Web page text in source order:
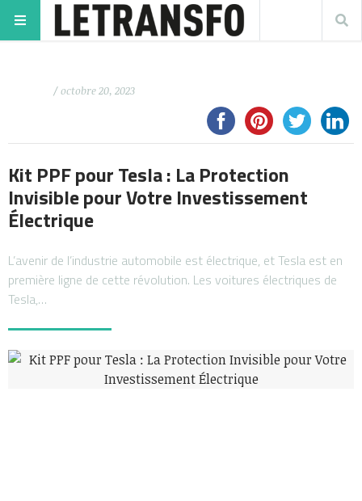
/ octobre 20, 2023
Kit PPF pour Tesla : La Protection
Invisible pour Votre Investissement
Électrique
L’avenir de l’industrie automobile est électrique, et Tesla est en
première ligne de cette révolution. Les voitures électriques de
Tesla,…